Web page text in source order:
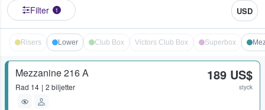
Filter 1 USD
Risers Lower Club Box Victors Club Box Superbox
Mezzanine 216 A
Rad 14 2 biljetter
189 US$
styck